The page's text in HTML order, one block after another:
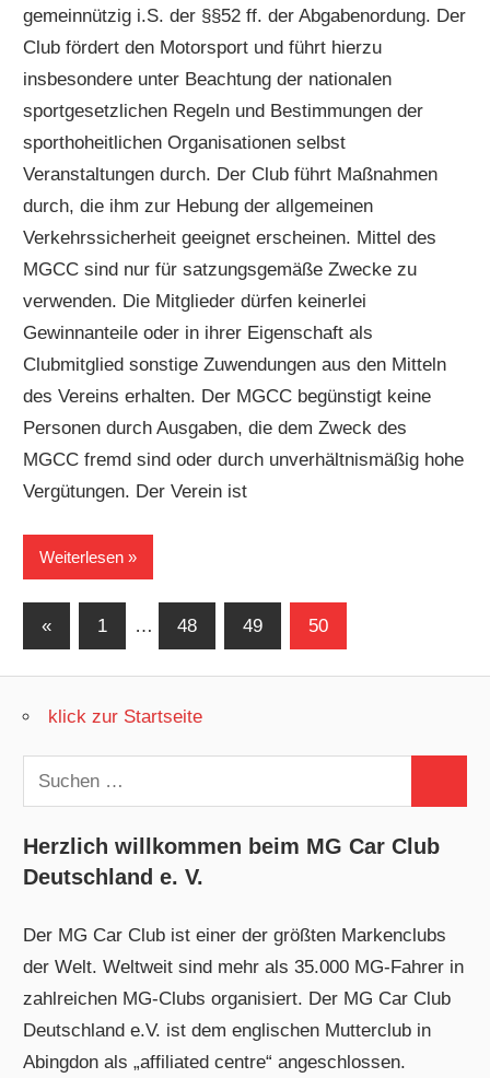
gemeinnützig i.S. der §§52 ff. der Abgabenordung. Der
Club fördert den Motorsport und führt hierzu
insbesondere unter Beachtung der nationalen
sportgesetzlichen Regeln und Bestimmungen der
sporthoheitlichen Organisationen selbst
Veranstaltungen durch. Der Club führt Maßnahmen
durch, die ihm zur Hebung der allgemeinen
Verkehrssicherheit geeignet erscheinen. Mittel des
MGCC sind nur für satzungsgemäße Zwecke zu
verwenden. Die Mitglieder dürfen keinerlei
Gewinnanteile oder in ihrer Eigenschaft als
Clubmitglied sonstige Zuwendungen aus den Mitteln
des Vereins erhalten. Der MGCC begünstigt keine
Personen durch Ausgaben, die dem Zweck des
MGCC fremd sind oder durch unverhältnismäßig hohe
Vergütungen. Der Verein ist
Weiterlesen
Seitennummerierung
Beiträge
«Vorherige
1 … 48 49 50
klick zur Startseite
Suchen
nach:
Herzlich willkommen beim MG Car Club
Deutschland e. V.
Der MG Car Club ist einer der größten Markenclubs
der Welt. Weltweit sind mehr als 35.000 MG-Fahrer in
zahlreichen MG-Clubs organisiert. Der MG Car Club
Deutschland e.V. ist dem englischen Mutterclub in
Abingdon als „affiliated centre“ angeschlossen.